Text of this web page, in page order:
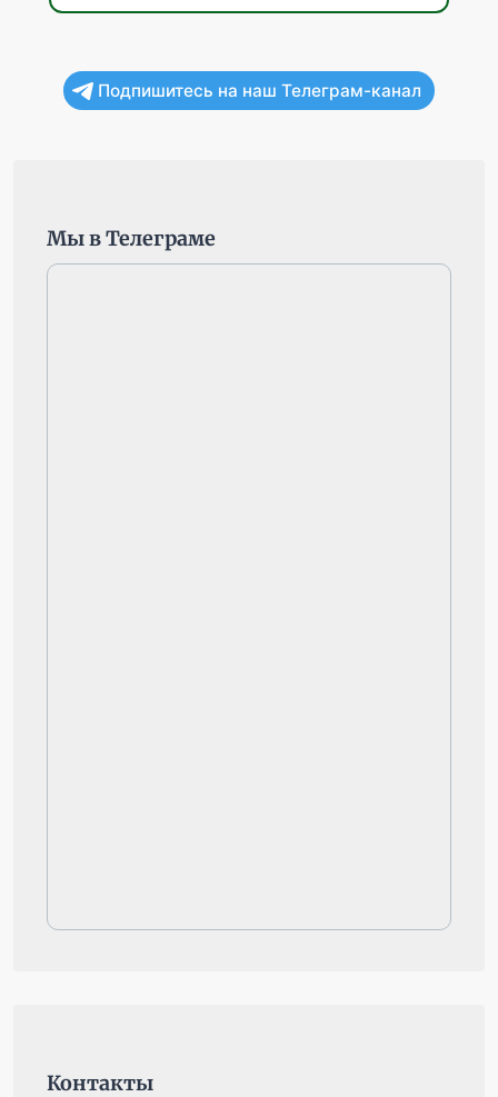
Подпишитесь на наш Телеграм-канал
Мы в Телеграме
Контакты